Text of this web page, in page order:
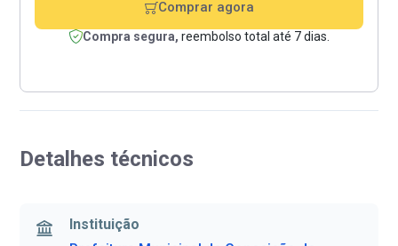
Detalhes técnicos
Instituição
Comprar agora
Compra segura, reembolso total até 7 dias.